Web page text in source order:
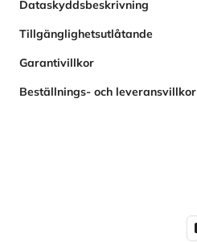
Dataskyddsbeskrivning
Tillgänglighetsutlåtande
Garantivillkor
Beställnings- och leveransvillkor